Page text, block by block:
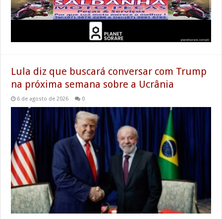
Lula diz que buscará conversar com Trump
na próxima semana sobre a Ucrânia
6 de agosto de 2026 0